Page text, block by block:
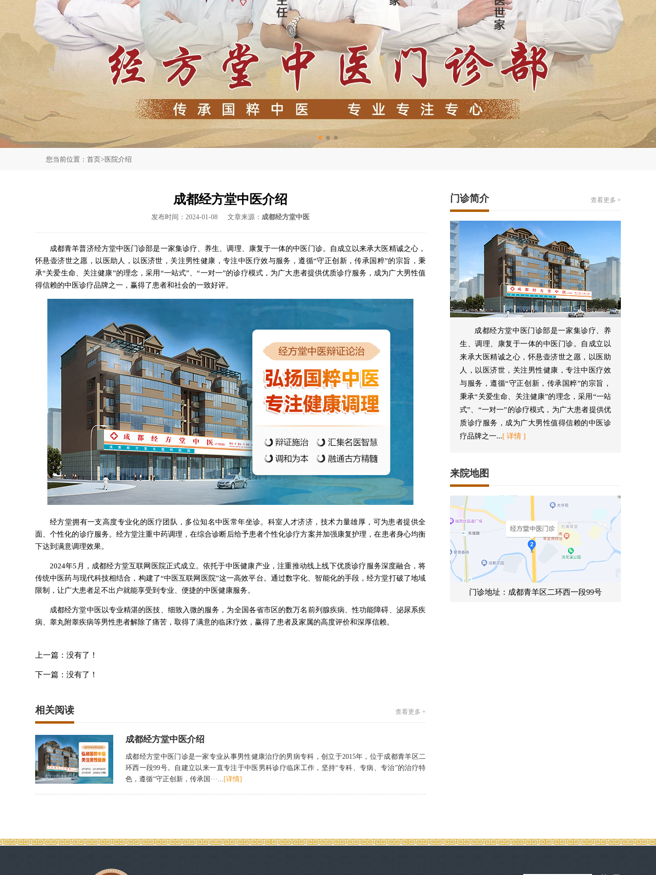
您当前位置： 首页 > 医院介绍
成都经方堂中医介绍
发布时间：2024-01-08 文章来源： 成都经方堂中医
成都青羊普济经方堂中医门诊部是一家集诊疗、养生、调理、康复于一体的中医门诊。自成立以来承大医精诚之心，
怀悬壶济世之愿，以医助人，以医济世，关注男性健康，专注中医疗效与服务，遵循“守正创新，传承国粹”的宗旨，秉
承“关爱生命、关注健康”的理念，采用“一站式”、“一对一”的诊疗模式，为广大患者提供优质诊疗服务，成为广大男性值
得信赖的中医诊疗品牌之一，赢得了患者和社会的一致好评。
经方堂拥有一支高度专业化的医疗团队，多位知名中医常年坐诊。科室人才济济，技术力量雄厚，可为患者提供全
面、个性化的诊疗服务。经方堂注重中药调理，在综合诊断后给予患者个性化诊疗方案并加强康复护理，在患者身心均衡
下达到满意调理效果。
2024年5月，成都经方堂互联网医院正式成立。依托于中医健康产业，注重推动线上线下优质诊疗服务深度融合，将
传统中医药与现代科技相结合，构建了“中医互联网医院”这一高效平台。通过数字化、智能化的手段，经方堂打破了地域
限制，让广大患者足不出户就能享受到专业、便捷的中医健康服务。
成都经方堂中医以专业精湛的医技、细致入微的服务，为全国各省市区的数万名前列腺疾病、性功能障碍、泌尿系疾
病、睾丸附睾疾病等男性患者解除了痛苦，取得了满意的临床疗效，赢得了患者及家属的高度评价和深厚信赖。
上一篇：没有了！
下一篇：没有了！
相关阅读 查看更多 +
成都经方堂中医介绍
成都经方堂中医门诊是一家专业从事男性健康治疗的男病专科，创立于2015年，位于成都青羊区二
环西一段99号。自建立以来一直专注于中医男科诊疗临床工作，坚持“专科、专病、专治”的治疗特
色，遵循“守正创新，传承国···... [详情]
门诊简介 查看更多 +
成都经方堂中医门诊部是一家集诊疗、养
生、调理、康复于一体的中医门诊。自成立以
来承大医精诚之心，怀悬壶济世之愿，以医助
人，以医济世，关注男性健康，专注中医疗效
与服务，遵循“守正创新，传承国粹”的宗旨，
秉承“关爱生命、关注健康”的理念，采用“一站
式”、“一对一”的诊疗模式，为广大患者提供优
质诊疗服务，成为广大男性值得信赖的中医诊
疗品牌之一...[ 详情 ]
来院地图
门诊地址：成都青羊区二环西一段99号